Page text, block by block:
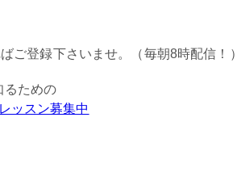
ご登録下さいませ。（毎朝8時配信！）
ための
ッスン募集中